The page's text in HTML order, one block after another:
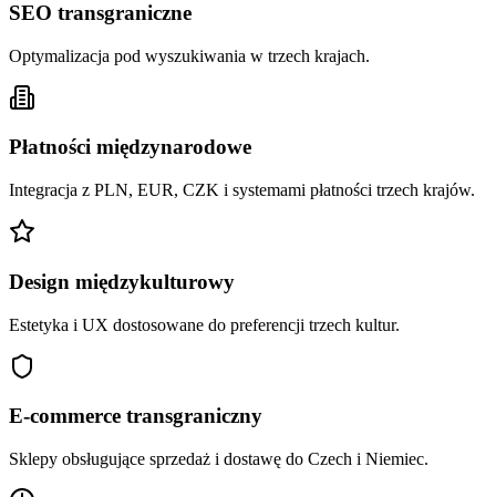
SEO transgraniczne
Optymalizacja pod wyszukiwania w trzech krajach.
Płatności międzynarodowe
Integracja z PLN, EUR, CZK i systemami płatności trzech krajów.
Design międzykulturowy
Estetyka i UX dostosowane do preferencji trzech kultur.
E-commerce transgraniczny
Sklepy obsługujące sprzedaż i dostawę do Czech i Niemiec.